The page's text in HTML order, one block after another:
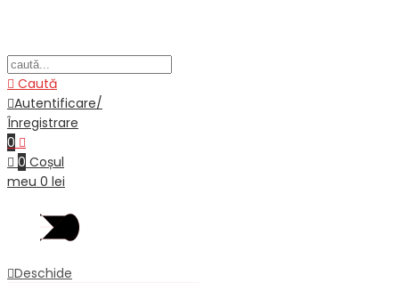
Caută
Autentificare/
Înregistrare
0
0 Coșul
meu 0 lei
Deschide